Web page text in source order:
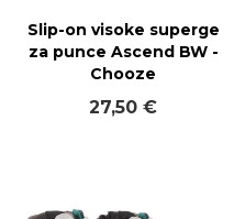
Slip-on visoke superge
za punce Ascend BW -
Chooze
27,50 €